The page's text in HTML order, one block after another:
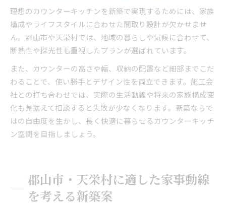
理想のカウンターキッチンを新築で実現するためには、家族
構成やライフスタイルに合わせた間取り設計が欠かせませ
ん。郡山市や天栄村では、地域の暮らしや気候に合わせて、
断熱性や採光性も重視したプランが選ばれています。
また、カウンターの高さや幅、収納の配置など細部までこだ
わることで、使い勝手とデザイン性を両立できます。施工会
社との打ち合わせでは、実際の生活動線や将来の家族構成変
化も見据えて相談すると失敗が少なくなります。新築ならで
はの自由度を生かし、長く快適に暮らせるカウンターキッチ
ン空間を目指しましょう。
郡山市・天栄村に適した家事動線
を考える新築案